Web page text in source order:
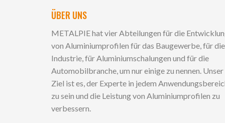
ÜBER UNS
METALPIE hat vier Abteilungen für die
von Aluminiumprofilen für das Baugewerbe, für die
Industrie, für Aluminiumschalungen und für die
Automobilbranche, um nur einige zu nennen. Unser
Ziel ist es, der Experte in jedem
zu sein und die Leistung von Aluminiumprofilen zu
verbessern.